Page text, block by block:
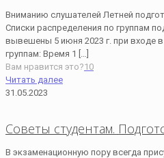
Вниманию слушателей Летней
Списки распределения по группам
вывешены 5 июня 2023 г. при входе
группам: Время 1
Вам нравится это?10
Читать далее
31.05.2023
Советы студентам.
В экзаменационную пору всегда